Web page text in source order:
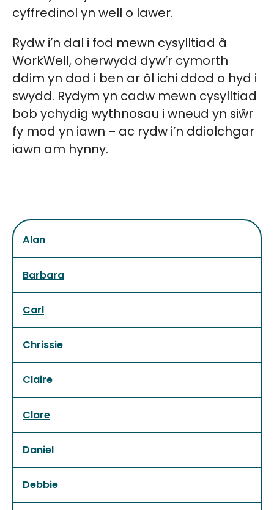
cyffredinol yn well o lawer.
Rydw i’n dal i fod mewn cysylltiad â
WorkWell, oherwydd dyw’r cymorth
ddim yn dod i ben ar ôl ichi ddod o hyd i
swydd. Rydym yn cadw mewn cysylltiad
bob ychydig wythnosau i wneud yn siŵr
fy mod yn iawn – ac rydw i’n ddiolchgar
iawn am hynny.
Alan
Barbara
Carl
Chrissie
Claire
Clare
Daniel
Debbie